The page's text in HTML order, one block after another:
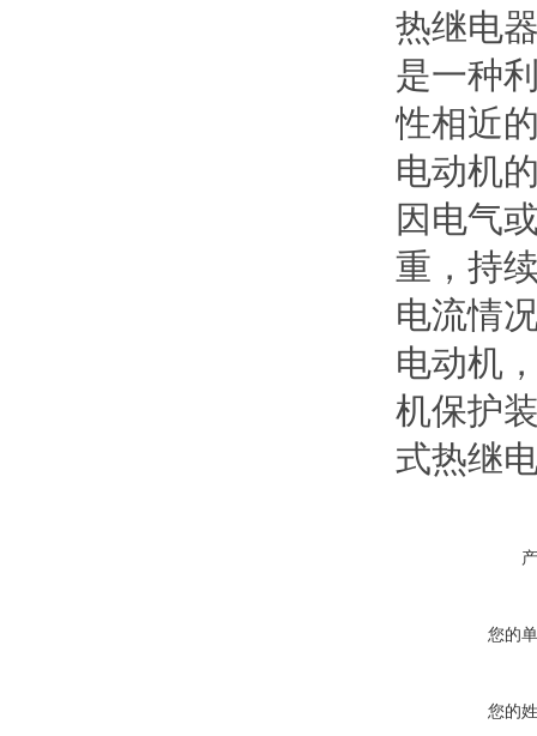
热继电
是一种
性相近
电动机
因电气
重，持
电流情
电动机
机保护
式热继
您的
您的